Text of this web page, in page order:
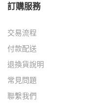
訂購服務
交易流程
付款配送
退換貨說明
常見問題
聯繫我們